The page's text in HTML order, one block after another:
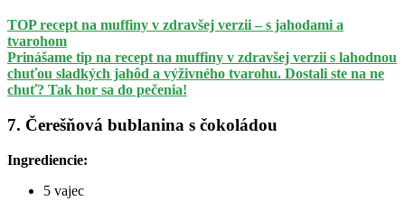
TOP recept na muffiny v zdravšej verzii – s jahodami a
tvarohom
Prinášame tip na recept na muffiny v zdravšej verzii s lahodnou
chuťou sladkých jahôd a výživného tvarohu. Dostali ste na ne
chuť? Tak hor sa do pečenia!
7. Čerešňová bublanina s čokoládou
Ingrediencie:
5 vajec